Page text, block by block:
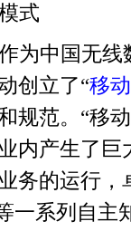
式
为中国无线
创立了“移
规范。“移
内产生了巨
务的运行，
一系列自